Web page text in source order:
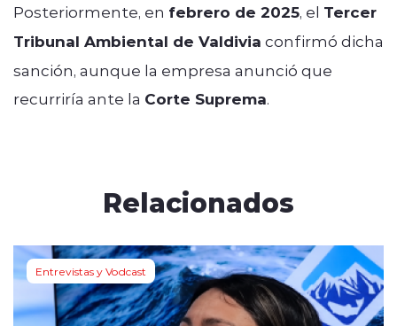
Posteriormente, en febrero de 2025, el Tercer
Tribunal Ambiental de Valdivia confirmó dicha
sanción, aunque la empresa anunció que
recurriría ante la Corte Suprema.
Relacionados
Entrevistas y Vodcast